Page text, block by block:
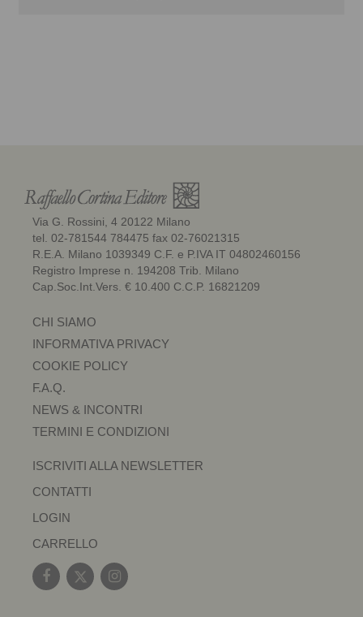
Via G. Rossini, 4 20122 Milano
tel. 02-781544 784475 fax 02-76021315
R.E.A. Milano 1039349 C.F. e P.IVA IT 04802460156
Registro Imprese n. 194208 Trib. Milano
Cap.Soc.Int.Vers. € 10.400 C.C.P. 16821209
CHI SIAMO
INFORMATIVA PRIVACY
COOKIE POLICY
F.A.Q.
NEWS & INCONTRI
TERMINI E CONDIZIONI
ISCRIVITI ALLA NEWSLETTER
CONTATTI
LOGIN
CARRELLO